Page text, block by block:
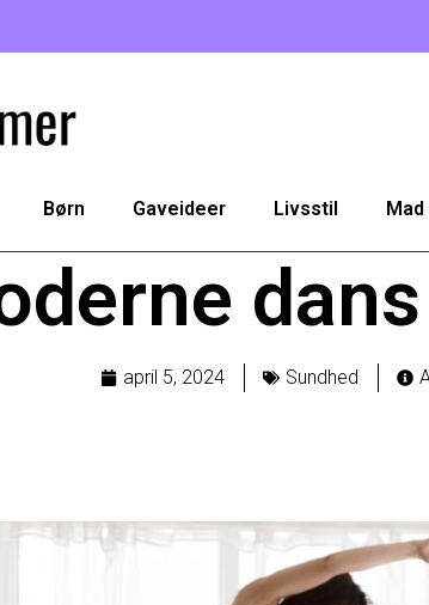
Børn Gaveideer Livsstil Mad
april 5, 2024 Sundhed